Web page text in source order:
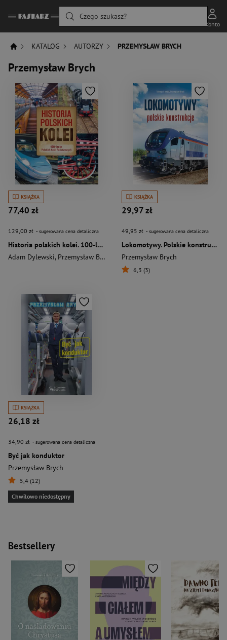
Czego szukasz?
Konto
KATALOG AUTORZY PRZEMYSŁAW BRYCH
Przemysław Brych
KSIĄŻKA
77,40 zł
129,00 zł - sugerowana cena detaliczna
Historia polskich kolei. 100-lecie Polskich Kolei Państwowych
Adam Dylewski, Przemysław Brych
KSIĄŻKA
29,97 zł
49,95 zł - sugerowana cena detaliczna
Lokomotywy. Polskie konstrukcje
Przemysław Brych
6,3 (3)
KSIĄŻKA
26,18 zł
34,90 zł - sugerowana cena detaliczna
Być jak konduktor
Przemysław Brych
5,4 (12)
Chwilowo niedostępny
Bestsellery